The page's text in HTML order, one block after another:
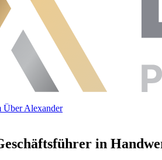
Über Alexander
in